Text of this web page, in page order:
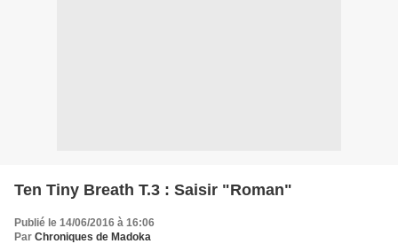
Ten Tiny Breath T.3 : Saisir "Roman"
Publié le 14/06/2016 à 16:06
Par Chroniques de Madoka